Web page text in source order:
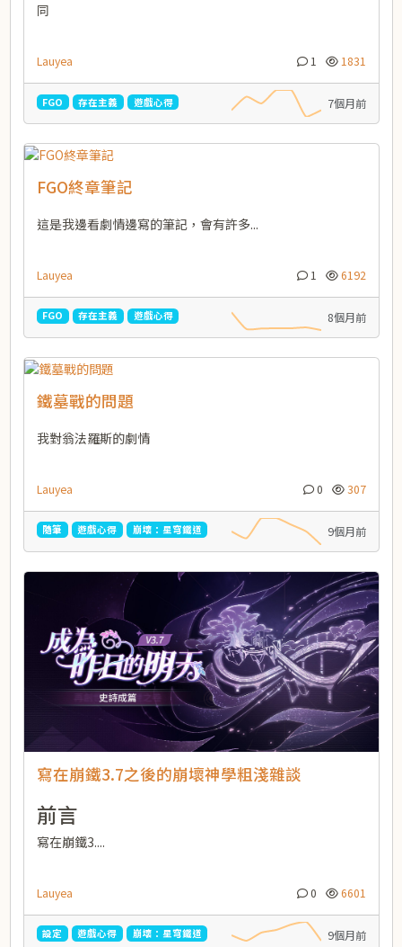
同
Lauyea 1 1831
FGO 存在主義 遊戲心得 7個月前
FGO終章筆記
這是我邊看劇情邊寫的筆記，會有許多...
Lauyea 1 6192
FGO 存在主義 遊戲心得 8個月前
鐵墓戰的問題
我對翁法羅斯的劇情
Lauyea 0 307
隨筆 遊戲心得 崩壞：星穹鐵道 9個月前
寫在崩鐵3.7之後的崩壞神學粗淺雜談
前言
寫在崩鐵3....
Lauyea 0 6601
設定 遊戲心得 崩壞：星穹鐵道 9個月前